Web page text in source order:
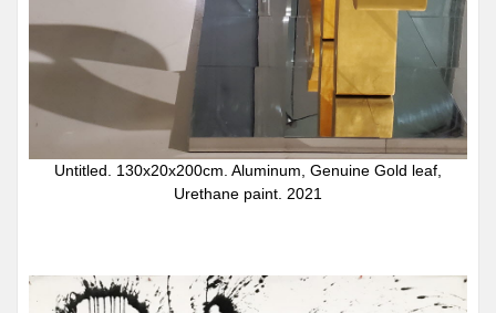
Untitled. 130x20x200cm. Aluminum, Genuine Gold leaf,
Urethane paint. 2021